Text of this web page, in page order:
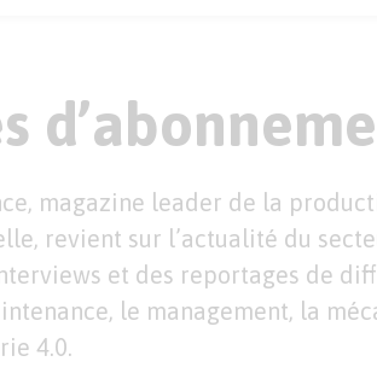
magazine leader de la
revient sur l’actualité du
et des reportages de
le management, la
4.0.